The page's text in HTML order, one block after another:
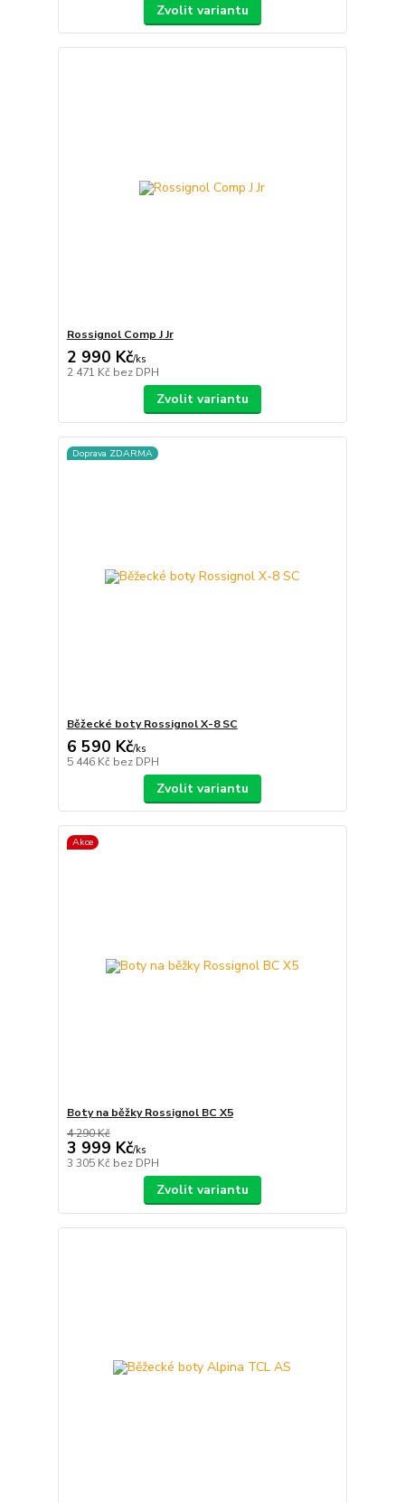
Zvolit variantu
Rossignol Comp J Jr
2 990 Kč/ks
2 471 Kč bez DPH
Zvolit variantu
Doprava ZDARMA
Běžecké boty Rossignol X-8 SC
6 590 Kč/ks
5 446 Kč bez DPH
Zvolit variantu
Akce
Boty na běžky Rossignol BC X5
4 290 Kč
3 999 Kč/ks
3 305 Kč bez DPH
Zvolit variantu